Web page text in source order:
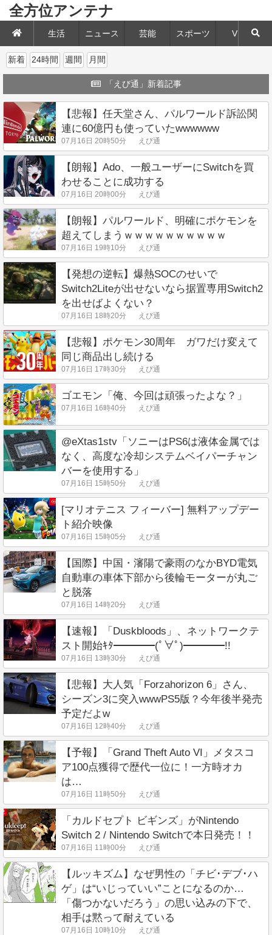
全方位アンテナ
生活 ニュース 芸能 スポーツ VIP
新着 24時間 週間 月間
「えび通」新着記事
【悲報】任天堂さん、パルワールド訴訟関
連に60億円も使っていたwwwwww
07月16日 20時50分 えび通
【朗報】Ado、一般ユーザーにSwitchを買
わせることに成功する
07月16日 20時00分 えび通
【朗報】パルワールド、明確にポケモンを
超えてしまうｗｗｗｗｗｗｗｗｗｗ
07月16日 19時10分 えび通
【発想の逆転】爆熱SOCのせいで
Switch2Liteが出せないなら据置専用Switch2
を出せばよくない？
07月16日 18時20分 えび通
【悲報】ポケモン30周年 ガワだけ変えて
同じ商品出し続ける
07月16日 17時30分 えび通
ゴエモン「俺、今回は頑張ったよな？」
07月16日 16時40分 えび通
@eXtas1stv「ソニーはPS6は液体金属では
なく、高度な冷却システムベイパーチャン
バーを使用する」
07月16日 15時50分 えび通
[マリオテニス フィーバー] 無料アップデー
ト紹介映像
07月16日 15時05分 えび通
【国際】中国・瀋陽で豪雨のなかBYD電気
自動車の車体下部から後輪モーターが丸ご
と脱落
07月16日 14時20分 えび通
【速報】「Duskbloods」、ネットワークテ
スト開始ｷﾀ━━━━(ﾟ∀ﾟ)━━━━!!
07月16日 13時30分 えび通
【悲報】大人気「Forzahorizon 6」さん、
シーズン3に突入wwwPS5版？今年後半発売
予定だよw
07月16日 12時40分 えび通
【予報】「Grand Theft Auto VI」メタスコ
ア100点獲得で歴代一位に！一方時オカ
は…
07月16日 11時50分 えび通
「カルドセプト ビギンズ」がNintendo
Switch 2 / Nintendo Switchで本日発売！！
07月16日 11時00分 えび通
【ルッキズム】なぜ男性の「チビ･デブ･ハ
ゲ」は“いじっていい”ことになるのか…
「傷つかないだろう」の思い込みの下で、
相手は黙って耐えている
07月16日 10時10分 えび通